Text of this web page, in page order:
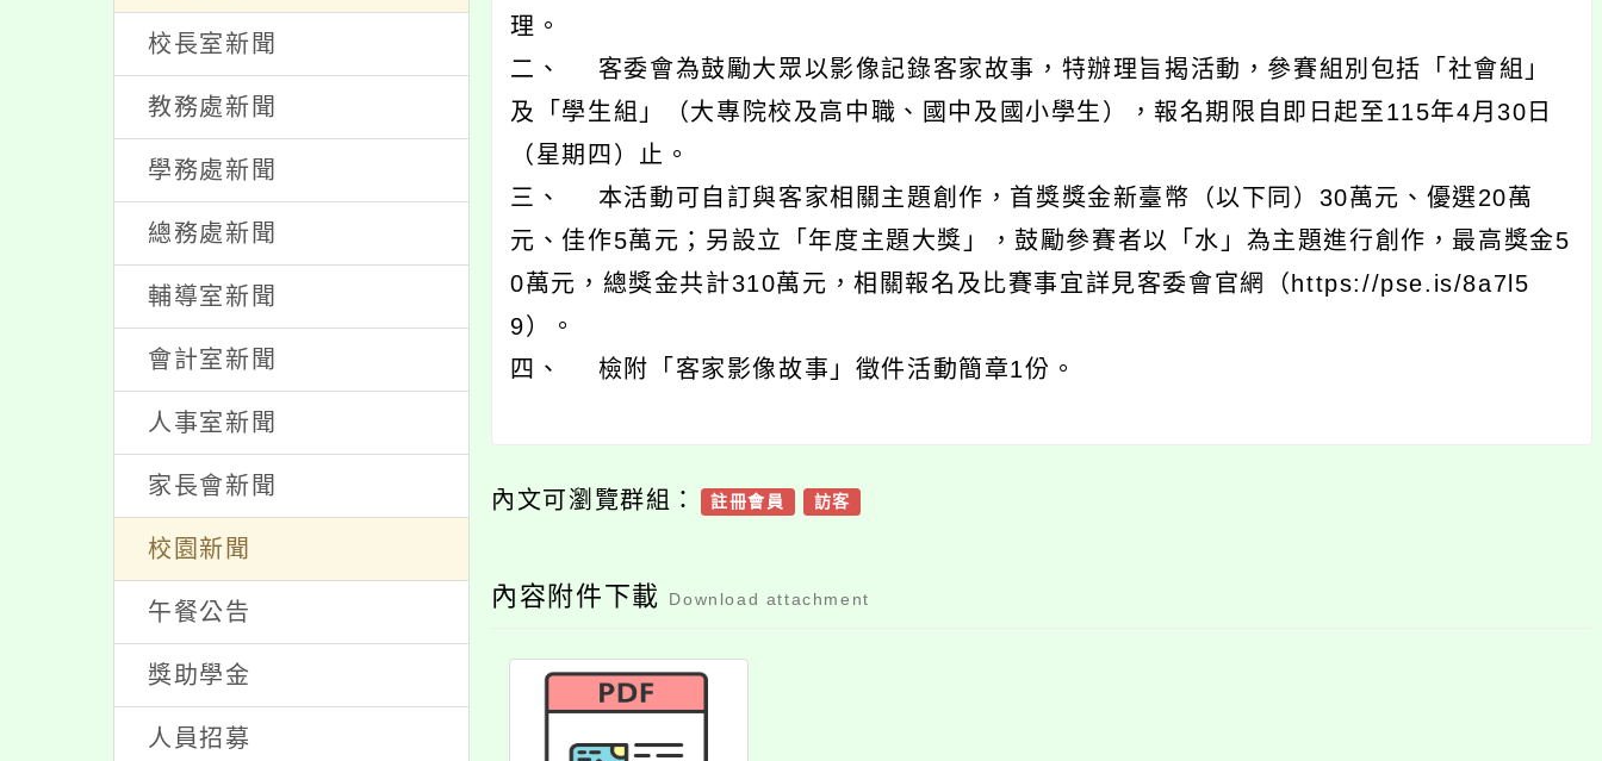
校長室新聞
教務處新聞
學務處新聞
總務處新聞
輔導室新聞
會計室新聞
人事室新聞
家長會新聞
校園新聞
午餐公告
獎助學金
人員招募
理。
二、 客委會為鼓勵大眾以影像記錄客家故事，特辦理旨揭活動，參賽組別包括「社會組」
及「學生組」（大專院校及高中職、國中及國小學生），報名期限自即日起至115年4月30日
（星期四）止。
三、 本活動可自訂與客家相關主題創作，首獎獎金新臺幣（以下同）30萬元、優選20萬
元、佳作5萬元；另設立「年度主題大獎」，鼓勵參賽者以「水」為主題進行創作，最高獎金5
0萬元，總獎金共計310萬元，相關報名及比賽事宜詳見客委會官網（https://pse.is/8a7l5
9）。
四、 檢附「客家影像故事」徵件活動簡章1份。
內文可瀏覽群組： 註冊會員 訪客
內容附件下載 Download attachment